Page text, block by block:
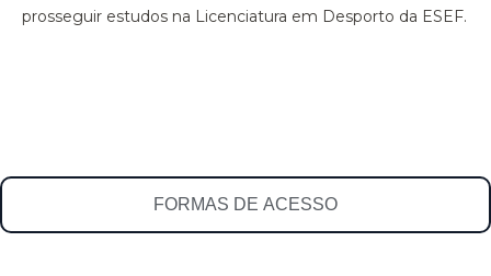
FORMAS DE ACESSO
prosseguir estudos na Licenciatura em Desporto da ESEF.